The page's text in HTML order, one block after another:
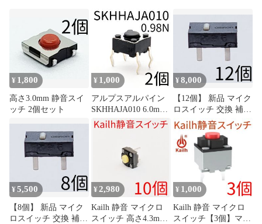
¥ 1,800
高さ3.0mm 静音スイ
ッチ 2個セット
¥ 1,000
アルプスアルパイン
SKHHAJA010 6.0mm
角タイプ タクトスイ
ッチ 0.98N 4本足 4フ
¥8,000
【12個】 新品 マイク
ロスイッチ 交換 補修
パーツ 修理 リペア
G13 G13r オムロン
omron
¥5,500
【8個】 新品 マイク
ロスイッチ 交換 補修
¥2,980
Kailh 静音 マイクロ
スイッチ 高さ4.3mm
¥ 1,000
Kailh 静音 マイクロ
スイッチ【3個】マウ